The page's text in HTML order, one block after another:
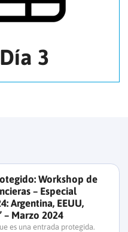
3
Workshop de
– Especial
Argentina, EEUU,
– Marzo 2024
es una entrada protegida.